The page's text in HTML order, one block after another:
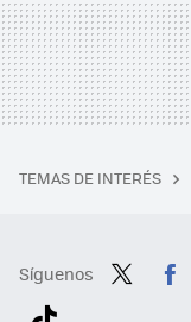
TEMAS DE INTERÉS
Síguenos